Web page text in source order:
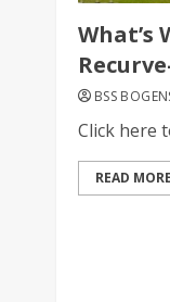
What’s
BSS
Click here
READ MORE